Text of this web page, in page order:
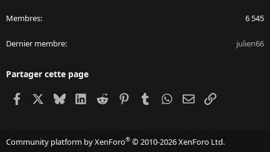
Membres 6 545
Dernier membre julien66
Partager cette page
Facebook BlueskyLinkedIn
Reddit PinterestTumblr WhatsApp
EmailLien
Community platform by XenForo® © 2010-2026 XenForo Ltd.